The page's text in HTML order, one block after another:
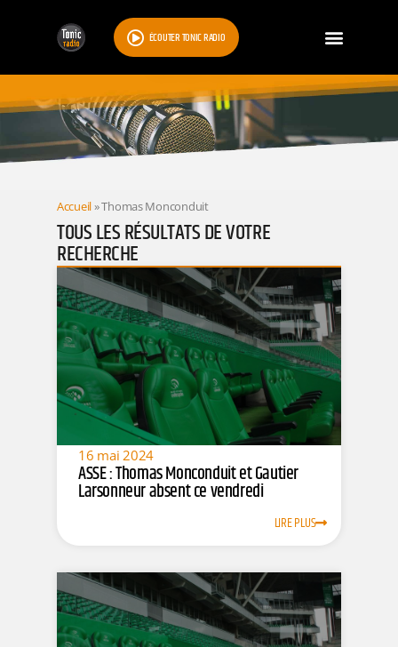
ÉCOUTER TONIC RADIO
RESULTATS
Accueil»Thomas Monconduit
TOUS LES RÉSULTATS DE VOTRE
RECHERCHE
16 mai 2024
ASSE : Thomas Monconduit et Gautier
Larsonneur absent ce vendredi
LIRE PLUS